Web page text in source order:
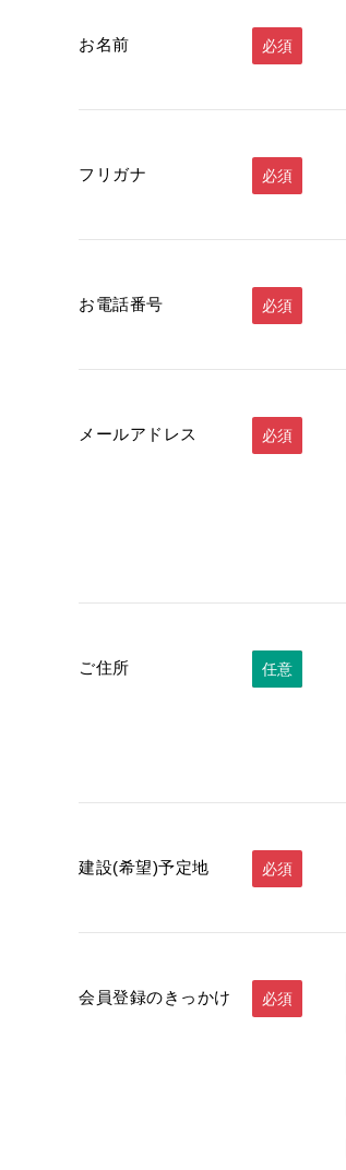
お名前 必須
フリガナ 必須
お電話番号 必須
メールアドレス 必須
ご住所 必須
任意
建設(希望)予定地 必須
会員登録のきっかけ 必須